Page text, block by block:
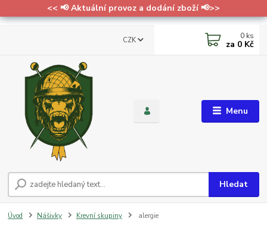
<< 📢 Aktuální provoz a dodání zboží 📢>>
Menu
CZK
Hledat
0 ks
za 0 Kč
Úvod Nášivky Krevní skupiny alergie